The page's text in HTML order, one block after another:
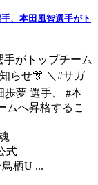
、本田風智選手がト
がトップチーム
らせ🎊 ＼#サガ
歩夢 選手、 #本
ムへ昇格するこ
式
鳥栖U ...